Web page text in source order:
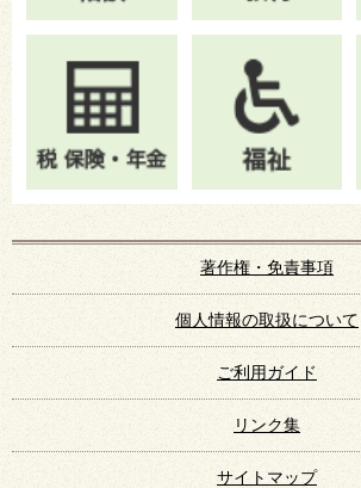
著作権・免責事項
個人情報の取扱について
ご利用ガイド
リンク集
サイトマップ